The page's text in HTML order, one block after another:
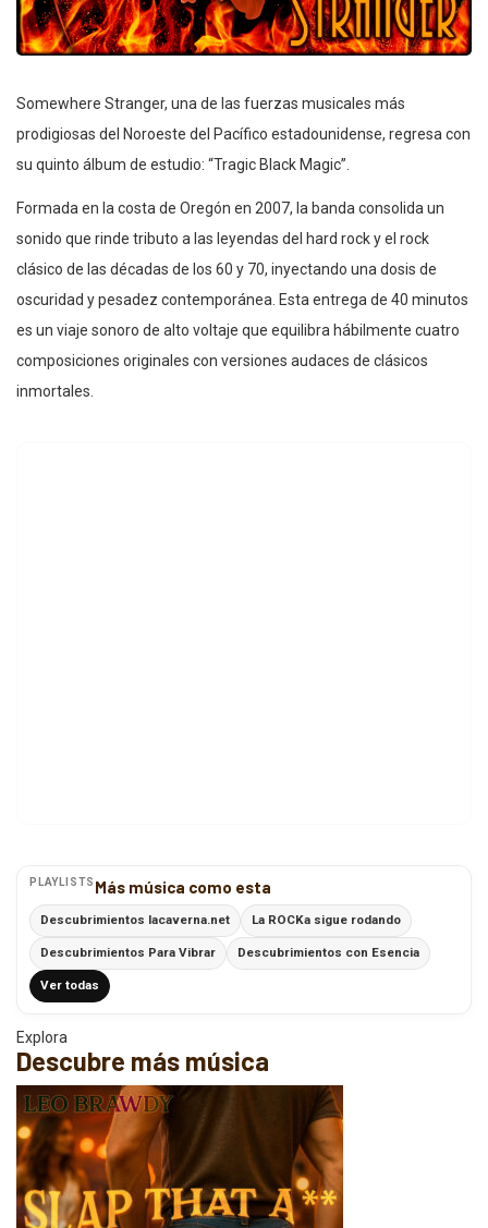
Somewhere Stranger, una de las fuerzas musicales más
prodigiosas del Noroeste del Pacífico estadounidense, regresa con
su quinto álbum de estudio: “Tragic Black Magic”.
Formada en la costa de Oregón en 2007, la banda consolida un
sonido que rinde tributo a las leyendas del hard rock y el rock
clásico de las décadas de los 60 y 70, inyectando una dosis de
oscuridad y pesadez contemporánea. Esta entrega de 40 minutos
es un viaje sonoro de alto voltaje que equilibra hábilmente cuatro
composiciones originales con versiones audaces de clásicos
inmortales.
PLAYLISTS Más música como esta
Descubrimientos lacaverna.net La ROCKa sigue rodando
Descubrimientos Para Vibrar Descubrimientos con Esencia
Ver todas
Explora
Descubre más música